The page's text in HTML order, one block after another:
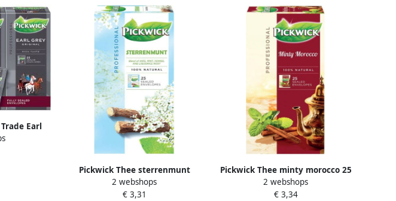
Earl
van 2gr
Pickwick Thee sterrenmunt
25x2gr met envelop
2 webshops
€ 3,31
Pickwick Thee minty morocco 25
zakjes van 2gr
2 webshops
€ 3,34